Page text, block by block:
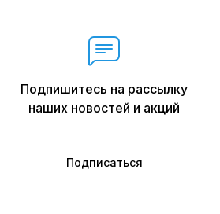
Подпишитесь на рассылку
наших новостей и акций
Подписаться